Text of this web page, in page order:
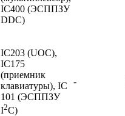
IC400 (ЭСППЗУ
DDC)
IC203 (UOC),
IC175
(приемник
клавиатуры), IC
101 (ЭСППЗУ
I2C)
-